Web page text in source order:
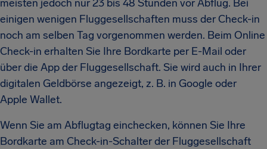
meisten jedoch nur 23 bis 48 Stunden vor Abflug. Bei
einigen wenigen Fluggesellschaften muss der Check-in
noch am selben Tag vorgenommen werden. Beim Online
Check-in erhalten Sie Ihre Bordkarte per E-Mail oder
über die App der Fluggesellschaft. Sie wird auch in Ihrer
digitalen Geldbörse angezeigt, z. B. in Google oder
Apple Wallet.
Wenn Sie am Abflugtag einchecken, können Sie Ihre
Bordkarte am Check-in-Schalter der Fluggesellschaft